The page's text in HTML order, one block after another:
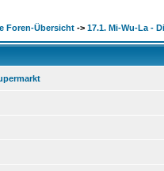
Foren-Übersicht -> 17.1. Mi-Wu-La -